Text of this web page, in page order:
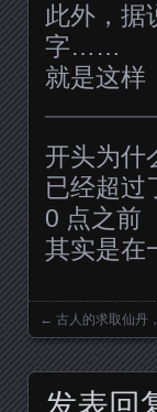
此外，据
字……
就是这样
开头为什
已经超过
0 点之前
其实是在
Posts
← 古人的求取仙丹